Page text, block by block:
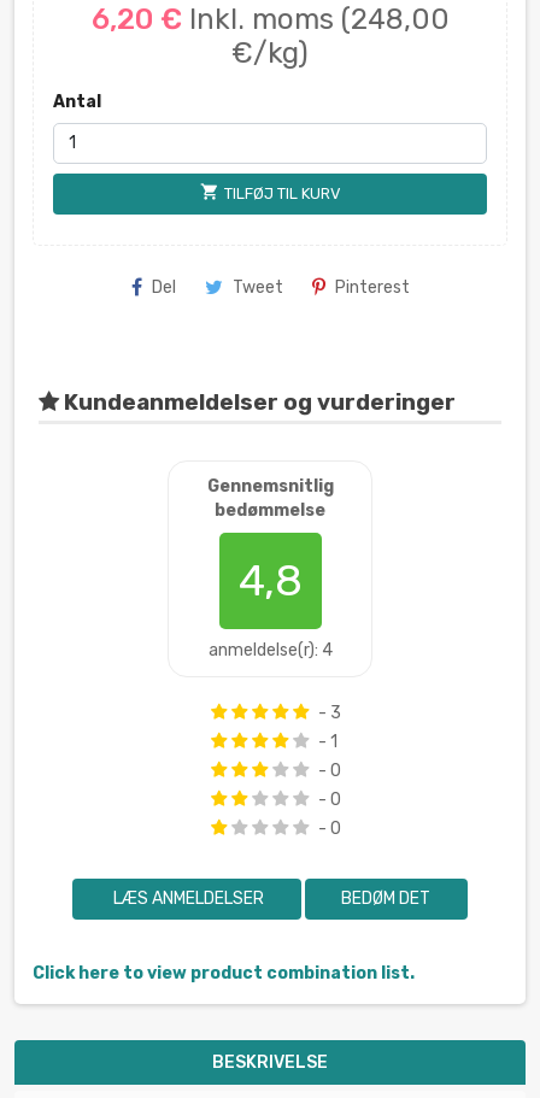
6,20 € Inkl. moms (248,00
€/kg)
Antal
shopping_cart TILFØJ TIL KURV
Del Tweet Pinterest
Kundeanmeldelser og vurderinger
Gennemsnitlig
bedømmelse
4,8
anmeldelse(r): 4
- 3
- 1
- 0
- 0
- 0
LÆS ANMELDELSER BEDØM DET
Click here to view product combination list.
BESKRIVELSE